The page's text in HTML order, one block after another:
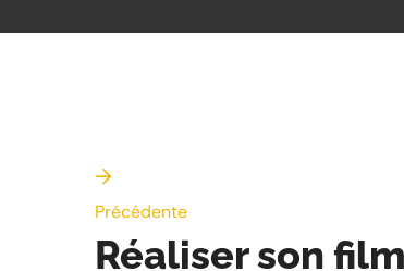
Précédente
Réaliser son